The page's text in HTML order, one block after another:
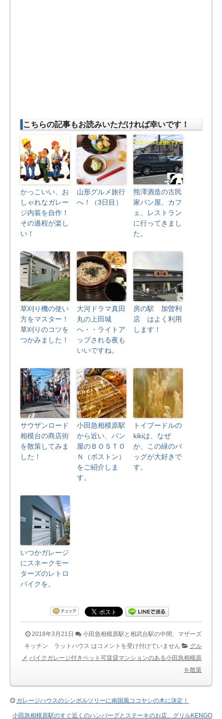
こちらの記事もお読みいただければ幸いです！
かっこいい、お
しゃれなガレー
ジ内装を自作！
その過程が楽し
い！
山形グルメ旅行
へ！（3日目）
熊澤酒造の古民
家パン屋、カフ
ェ、レストラン
に行ってきまし
た。
草刈り機の使い
方をマスター！
草刈りのコツを
つかみました！
大河ドラマ真田
丸の上田城
へ・・ライトア
ップされる夜も
いいですね。
房の駅 加曽利
店 はよく利用
します！
サウザンロード
相模台の商店街
を散策してみま
した！
小田急相模原駅
から近い、パン
屋のＢＯＳＴＯ
Ｎ（ボストン）
をご紹介しま
す。
トイプードルの
kikiは、なぜ
か、この緑のバ
ッグが大好きで
す。
いつかガレージ
にスネークモー
ターズのレトロ
バイクを。
2018年3月21日
小田急相模原駅と相武台駅の中間、マザーズ
キッチン ラットハウス は コメントを受け付けていません
グル
メ バイクガレージ付きペット可賃貸マンションのある小田急相模原
を散策
ガレージハウスのシンボルツリーに南国風ココヤシの木に決定！
小田急相模原駅のすぐ近くのハンバーグとステーキのお店、グリルKENGO